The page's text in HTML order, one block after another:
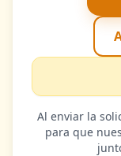
Al enviar la
para que